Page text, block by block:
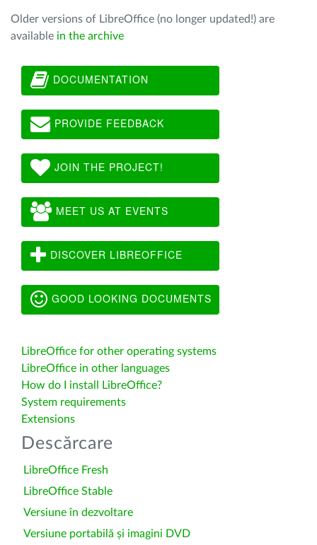
Older versions of LibreOffice (no longer updated!) are
available in the archive
DOCUMENTATION
PROVIDE FEEDBACK
JOIN THE PROJECT!
MEET US AT EVENTS
DISCOVER LIBREOFFICE
GOOD LOOKING DOCUMENTS
LibreOffice for other operating systems
LibreOffice in other languages
How do I install LibreOffice?
System requirements
Extensions
Descărcare
LibreOffice Fresh
LibreOffice Stable
Versiune în dezvoltare
Versiune portabilă și imagini DVD